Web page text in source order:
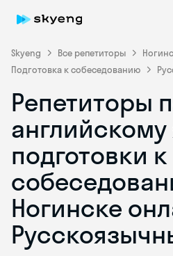
Skyeng Все репетиторы
Подготовка к собеседованию
Репетиторы
английскому
подготовки к
Ногинске
Skyeng Chat